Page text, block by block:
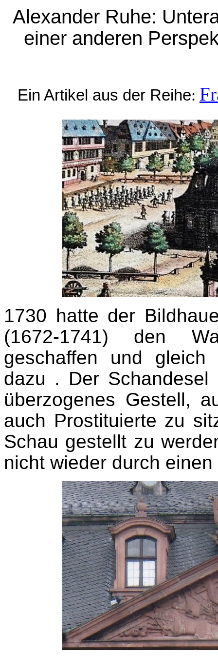
Alexander Ruhe:
einer anderen
Ein Artikel aus der Reihe:
1730 hatte der
(1672-1741) den
geschaffen und
dazu . Der
überzogenes Gestell,
auch Prostituierte zu
Schau gestellt zu
nicht wieder durch